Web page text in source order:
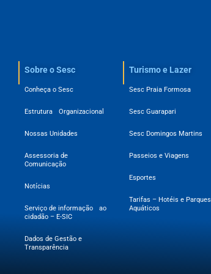
Sobre o Sesc​
Conheça o Sesc
Estrutura Organizacional
Nossas Unidades
Assessoria de
Comunicação
Notícias
Serviço de informação ao
cidadão – E-SIC
Dados de Gestão e
Transparência
Turismo e Lazer
Sesc Praia Formosa
Sesc Guarapari
Sesc Domingos Martins
Passeios e Viagens
Esportes
Tarifas – Hotéis e Parques
Aquáticos